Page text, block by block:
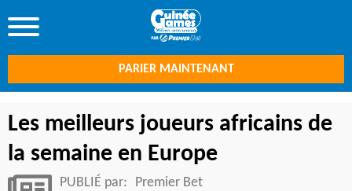
PARIER MAINTENANT
Les meilleurs joueurs africains de
la semaine en Europe
PUBLIÉ par:
Premier Bet